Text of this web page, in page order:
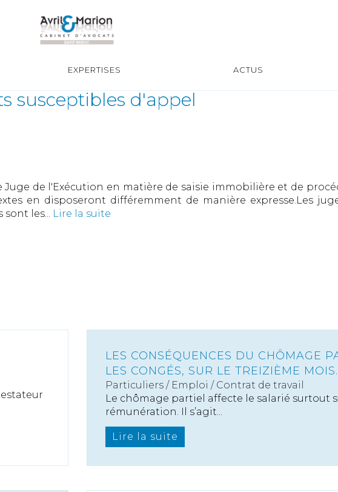
EXPERTISES ACTUS
susceptibles d'appel
de l'Exécution en matière de saisie immobilière et de
en disposeront différemment de manière expresse.Les
les... Lire la suite
LES CONSÉQUENCES DU CHÔMAGE
LES CONGÉS, SUR LE TREIZIÈME
Particuliers / Emploi / Contrat de travail
Le chômage partiel affecte le salarié surtout
rémunération. Il s’agit...
Lire la suite